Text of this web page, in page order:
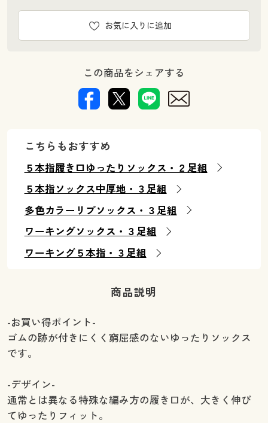
お気に入りに追加
この商品をシェアする
こちらもおすすめ
５本指履き口ゆったりソックス・２足組
５本指ソックス中厚地・３足組
多色カラーリブソックス・３足組
ワーキングソックス・３足組
ワーキング５本指・３足組
商品説明
-お買い得ポイント-
ゴムの跡が付きにくく窮屈感のないゆったりソックス
です。
-デザイン-
通常とは異なる特殊な編み方の履き口が、大きく伸び
てゆったりフィット。